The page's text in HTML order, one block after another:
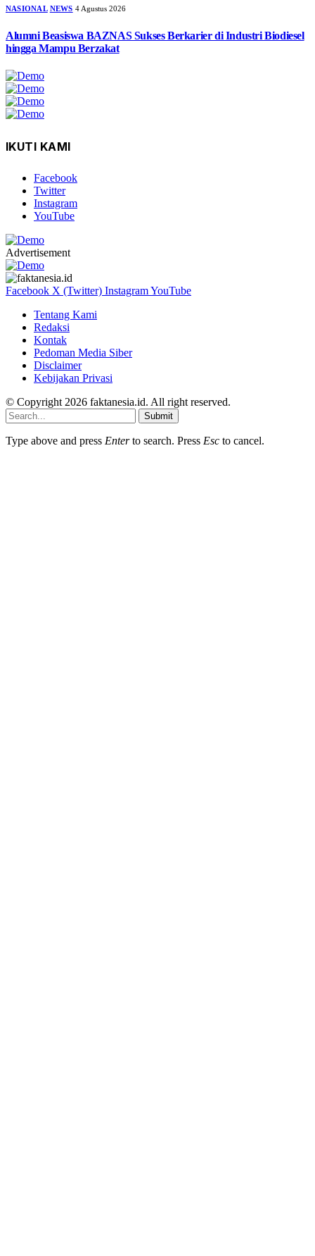
NASIONAL NEWS 4 Agustus 2026
Alumni Beasiswa BAZNAS Sukses Berkarier di Industri Biodiesel
hingga Mampu Berzakat
IKUTI KAMI
Facebook
Twitter
Instagram
YouTube
Advertisement
Facebook X (Twitter) InstagramYouTube
Tentang Kami
Redaksi
Kontak
Pedoman Media Siber
Disclaimer
Kebijakan Privasi
© Copyright 2026 faktanesia.id. All right reserved.
Submit
Type above and press Enterto search. Press Esc to cancel.